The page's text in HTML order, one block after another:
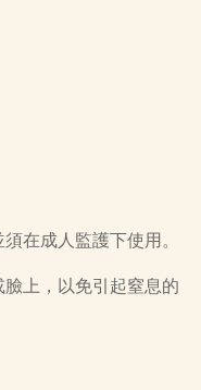
在成人監護下使用。
上，以免引起窒息的